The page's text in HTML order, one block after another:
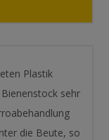
Plastik
sehr
die Beute, so